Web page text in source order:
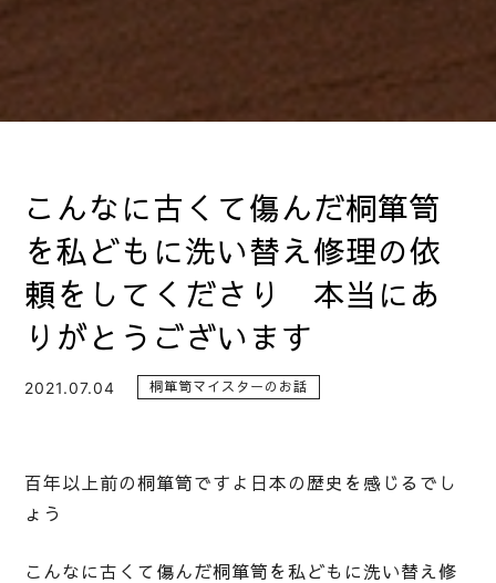
こんなに古くて傷んだ桐箪笥
を私どもに洗い替え修理の依
頼をしてくださり 本当にあ
りがとうございます
2021.07.04 桐箪笥マイスターのお話
百年以上前の桐箪笥ですよ日本の歴史を感じるでし
ょう
こんなに古くて傷んだ桐箪笥を私どもに洗い替え修